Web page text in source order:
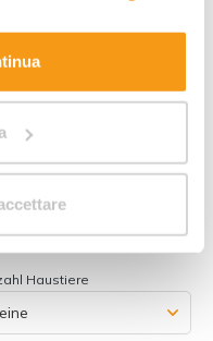
Kinder
Haustiere